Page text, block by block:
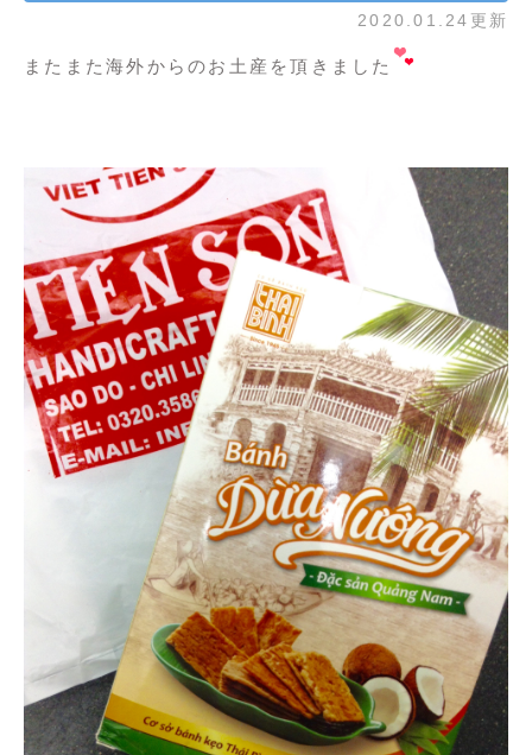
2020.01.24更新
またまた海外からのお土産を頂きました